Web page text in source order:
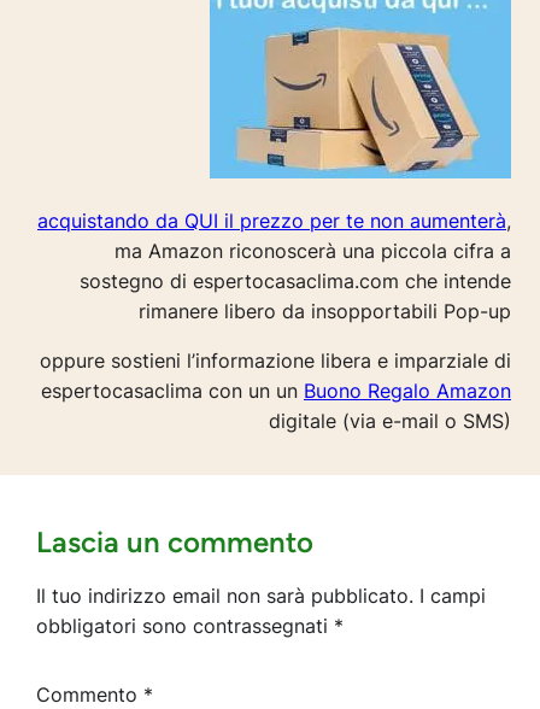
acquistando da QUI il prezzo per te non aumenterà,
ma Amazon riconoscerà una piccola cifra a
sostegno di espertocasaclima.com che intende
rimanere libero da insopportabili Pop-up
oppure sostieni l’informazione libera e imparziale di
espertocasaclima con un un Buono Regalo Amazon
digitale (via e-mail o SMS)
Lascia un commento
Il tuo indirizzo email non sarà pubblicato. I campi
obbligatori sono contrassegnati *
Commento *